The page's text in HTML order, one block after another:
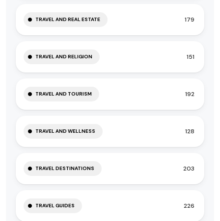
TRAVEL AND REAL ESTATE 179
TRAVEL AND RELIGION 151
TRAVEL AND TOURISM 192
TRAVEL AND WELLNESS 128
TRAVEL DESTINATIONS 203
TRAVEL GUIDES 226